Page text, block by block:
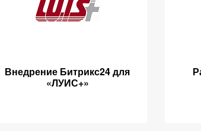
Внедрение Битрикс24 для
«ЛУИС+»